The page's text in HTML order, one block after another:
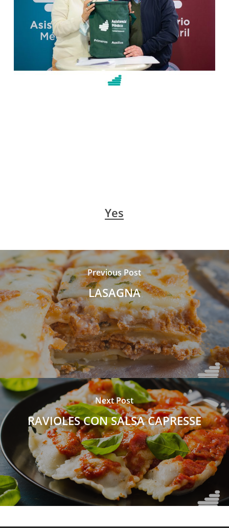
Yes
Previous Post
LASAGNA
Next Post
RAVIOLES CON SALSA CAPRESSE